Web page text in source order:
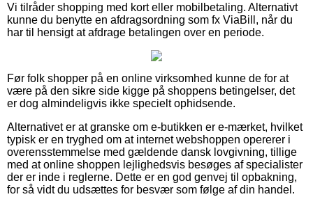
Vi tilråder shopping med kort eller mobilbetaling. Alternativt
kunne du benytte en afdragsordning som fx ViaBill, når du
har til hensigt at afdrage betalingen over en periode.
Før folk shopper på en online virksomhed kunne de for at
være på den sikre side kigge på shoppens betingelser, det
er dog almindeligvis ikke specielt ophidsende.
Alternativet er at granske om e-butikken er e-mærket, hvilket
typisk er en tryghed om at internet webshoppen opererer i
overensstemmelse med gældende dansk lovgivning, tillige
med at online shoppen lejlighedsvis besøges af specialister
der er inde i reglerne. Dette er en god genvej til opbakning,
for så vidt du udsættes for besvær som følge af din handel.